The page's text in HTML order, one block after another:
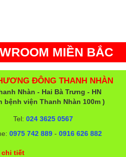
MIỀN BẮC
ĐÔNG THANH NHÀN
Nhàn - Hai Bà Trưng - HN
bệnh viện Thanh Nhàn 100m )
Tel: 024 3625 0567
0975 742 889 -0916 626 882
chi tiết